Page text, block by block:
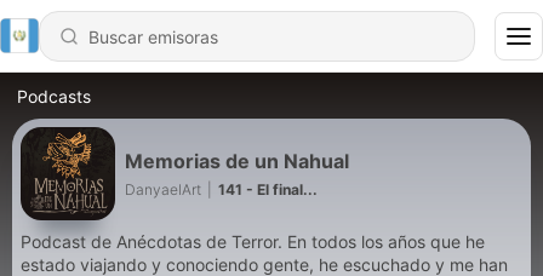
Podcasts
Memorias de un Nahual
DanyaelArt 141 - El final...
Podcast de Anécdotas de Terror. En todos los años que he
estado viajando y conociendo gente, he escuchado y me han